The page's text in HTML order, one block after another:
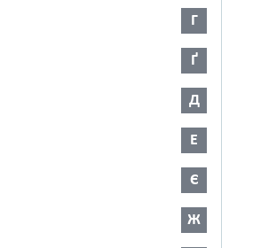
Г
Ґ
Д
Е
Є
Ж